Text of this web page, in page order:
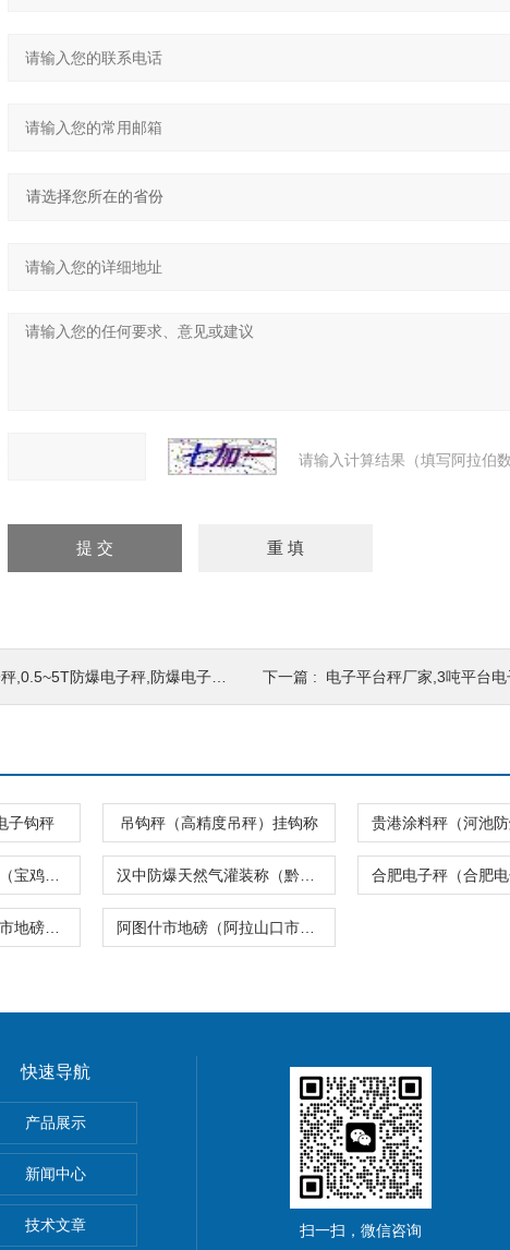
请输入计算结果（填写阿拉伯
防爆电子秤,防爆电子秤多少钱 下一篇 : 电子平台秤厂家,3吨平台电子秤
子钩秤 吊钩秤（高精度吊秤）挂钩称
价钱,15KG电子称报价
价钱,30KG电子称报价
10吨行车电子吊秤、金坛15吨电子吊钩秤厂价优惠
快速导航
产品展示
新闻中心
技术文章 扫一扫，微信咨询